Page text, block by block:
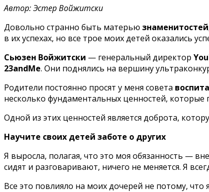
Автор: Эстер Войжитски
Довольно странно быть матерью знаменитостей
в их успехах, но все трое моих детей оказались
Сьюзен Войжитски — генеральный директор
23andMe. Они поднялись на вершину
Родители постоянно просят у меня совета
несколько фундаментальных ценностей,
Одной из этих ценностей является доброта,
Научите своих детей заботе о других
Я выросла, полагая, что это моя обязанность —
сидят и разговаривают, ничего не меняется. Я
Все это повлияло на моих дочерей не потому,